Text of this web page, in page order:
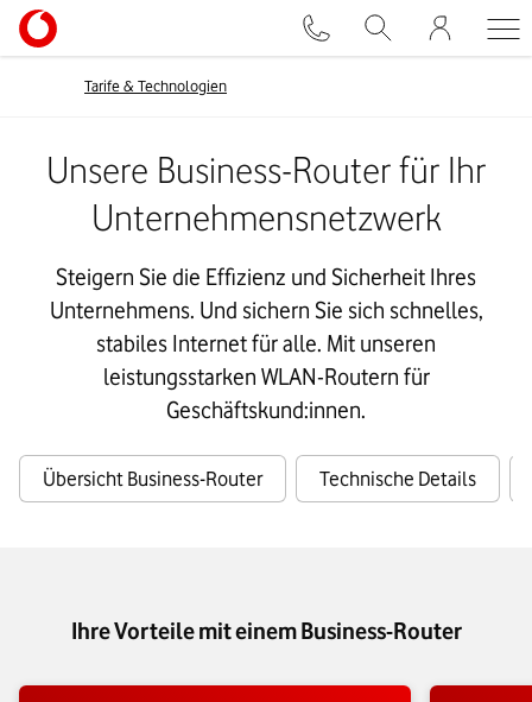
Tarife & Technologien
Unsere Business-Router für Ihr
Unternehmensnetzwerk
Steigern Sie die Effizienz und Sicherheit Ihres
Unternehmens. Und sichern Sie sich schnelles,
stabiles Internet für alle. Mit unseren
leistungsstarken WLAN-Routern für
Geschäftskund:innen.
Übersicht Business-Router Technische Details
Ihre Vorteile mit einem Business-Router